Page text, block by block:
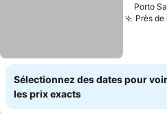
Porto
Près
Sélectionnez des dates pour voir
les prix exacts